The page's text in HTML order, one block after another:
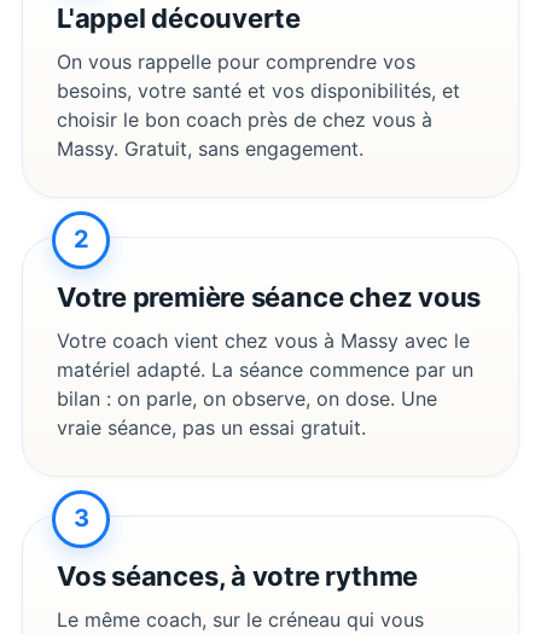
L'appel découverte
On vous rappelle pour comprendre vos
besoins, votre santé et vos disponibilités, et
choisir le bon coach près de chez vous à
Massy. Gratuit, sans engagement.
2
Votre première séance chez vous
Votre coach vient chez vous à Massy avec le
matériel adapté. La séance commence par un
bilan : on parle, on observe, on dose. Une
vraie séance, pas un essai gratuit.
3
Vos séances, à votre rythme
Le même coach, sur le créneau qui vous